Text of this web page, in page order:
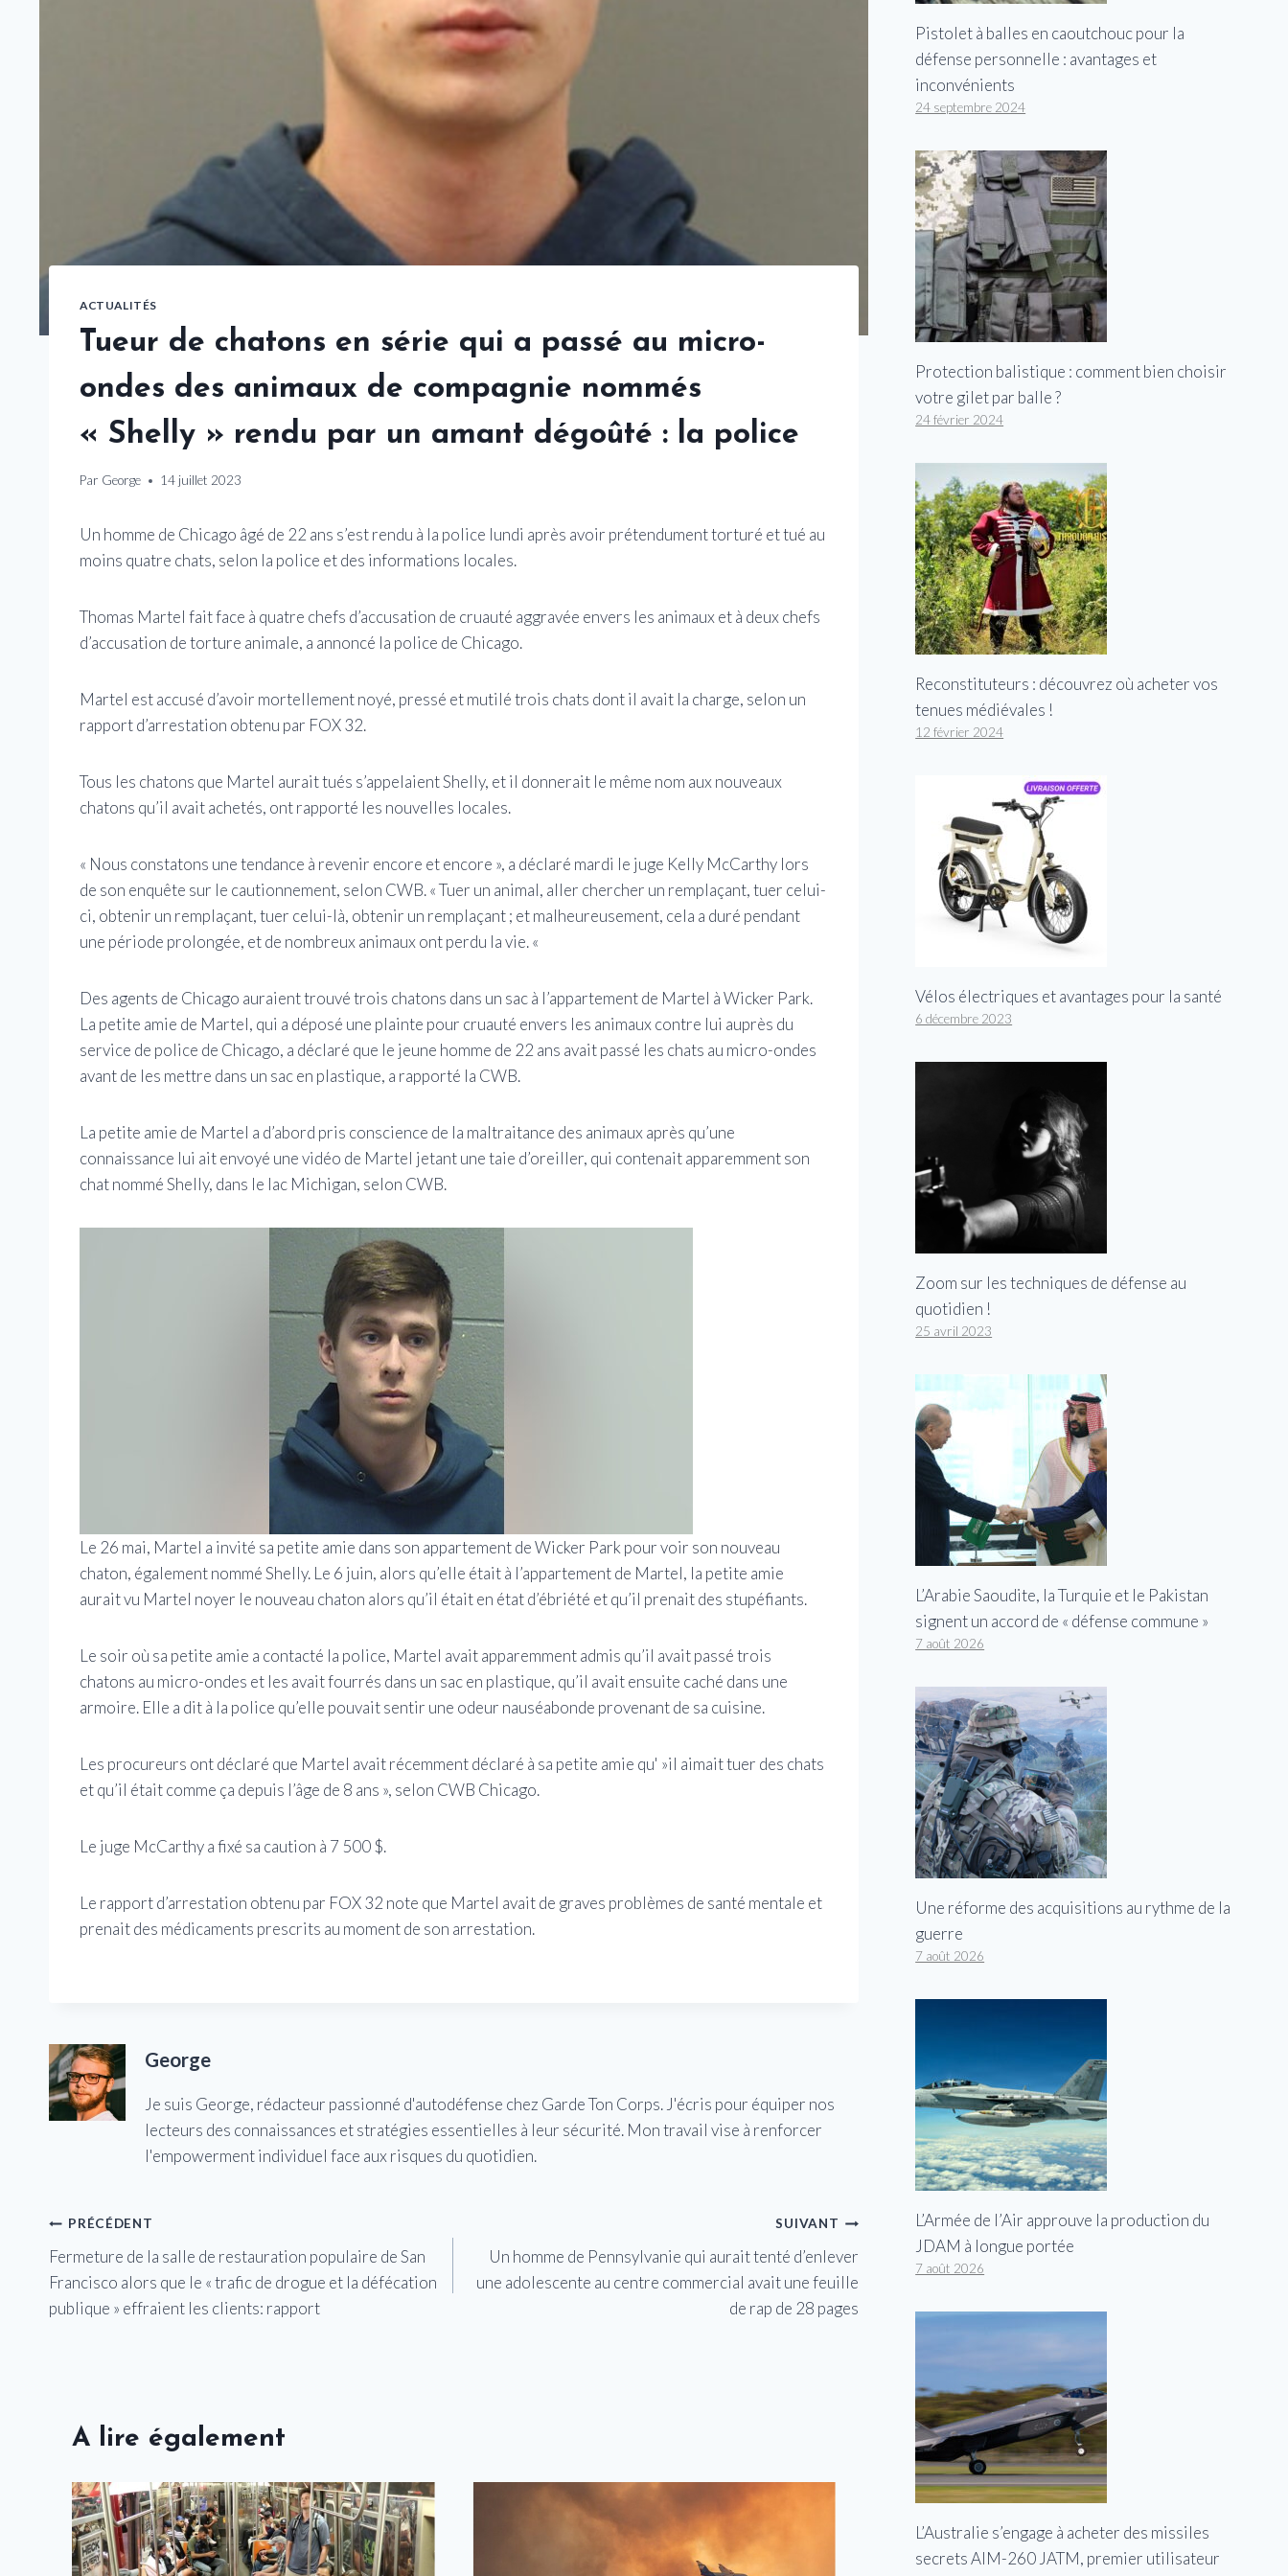
ACTUALITÉS
Tueur de chatons en série qui a passé au micro-
ondes des animaux de compagnie nommés
« Shelly » rendu par un amant dégoûté : la police
Par George 14 juillet 2023
Un homme de Chicago âgé de 22 ans s’est rendu à la police lundi après avoir prétendument torturé et tué au
moins quatre chats, selon la police et des informations locales.
Thomas Martel fait face à quatre chefs d’accusation de cruauté aggravée envers les animaux et à deux chefs
d’accusation de torture animale, a annoncé la police de Chicago.
Martel est accusé d’avoir mortellement noyé, pressé et mutilé trois chats dont il avait la charge, selon un
rapport d’arrestation obtenu par FOX 32.
Tous les chatons que Martel aurait tués s’appelaient Shelly, et il donnerait le même nom aux nouveaux
chatons qu’il avait achetés, ont rapporté les nouvelles locales.
« Nous constatons une tendance à revenir encore et encore », a déclaré mardi le juge Kelly McCarthy lors
de son enquête sur le cautionnement, selon CWB. « Tuer un animal, aller chercher un remplaçant, tuer celui-
ci, obtenir un remplaçant, tuer celui-là, obtenir un remplaçant ; et malheureusement, cela a duré pendant
une période prolongée, et de nombreux animaux ont perdu la vie. «
Des agents de Chicago auraient trouvé trois chatons dans un sac à l’appartement de Martel à Wicker Park.
La petite amie de Martel, qui a déposé une plainte pour cruauté envers les animaux contre lui auprès du
service de police de Chicago, a déclaré que le jeune homme de 22 ans avait passé les chats au micro-ondes
avant de les mettre dans un sac en plastique, a rapporté la CWB.
La petite amie de Martel a d’abord pris conscience de la maltraitance des animaux après qu’une
connaissance lui ait envoyé une vidéo de Martel jetant une taie d’oreiller, qui contenait apparemment son
chat nommé Shelly, dans le lac Michigan, selon CWB.
Le 26 mai, Martel a invité sa petite amie dans son appartement de Wicker Park pour voir son nouveau
chaton, également nommé Shelly. Le 6 juin, alors qu’elle était à l’appartement de Martel, la petite amie
aurait vu Martel noyer le nouveau chaton alors qu’il était en état d’ébriété et qu’il prenait des stupéfiants.
Le soir où sa petite amie a contacté la police, Martel avait apparemment admis qu’il avait passé trois
chatons au micro-ondes et les avait fourrés dans un sac en plastique, qu’il avait ensuite caché dans une
armoire. Elle a dit à la police qu’elle pouvait sentir une odeur nauséabonde provenant de sa cuisine.
Les procureurs ont déclaré que Martel avait récemment déclaré à sa petite amie qu' »il aimait tuer des chats
et qu’il était comme ça depuis l’âge de 8 ans », selon CWB Chicago.
Le juge McCarthy a fixé sa caution à 7 500 $.
Le rapport d’arrestation obtenu par FOX 32 note que Martel avait de graves problèmes de santé mentale et
prenait des médicaments prescrits au moment de son arrestation.
George
Je suis George, rédacteur passionné d'autodéfense chez Garde Ton Corps. J'écris pour équiper nos
lecteurs des connaissances et stratégies essentielles à leur sécurité. Mon travail vise à renforcer
l'empowerment individuel face aux risques du quotidien.
Navigation
de
l’article
PRÉCÉDENT
Fermeture de la salle de restauration populaire de San
Francisco alors que le « trafic de drogue et la défécation
publique » effraient les clients: rapport
SUIVANT
Un homme de Pennsylvanie qui aurait tenté d’enlever
une adolescente au centre commercial avait une feuille
de rap de 28 pages
A lire également
Pistolet à balles en caoutchouc pour la
défense personnelle : avantages et
inconvénients
24 septembre 2024
Protection balistique : comment bien choisir
votre gilet par balle ?
24 février 2024
Reconstituteurs : découvrez où acheter vos
tenues médiévales !
12 février 2024
Vélos électriques et avantages pour la santé
6 décembre 2023
Zoom sur les techniques de défense au
quotidien !
25 avril 2023
L’Arabie Saoudite, la Turquie et le Pakistan
signent un accord de « défense commune »
7 août 2026
Une réforme des acquisitions au rythme de la
guerre
7 août 2026
L’Armée de l’Air approuve la production du
JDAM à longue portée
7 août 2026
L’Australie s’engage à acheter des missiles
secrets AIM-260 JATM, premier utilisateur